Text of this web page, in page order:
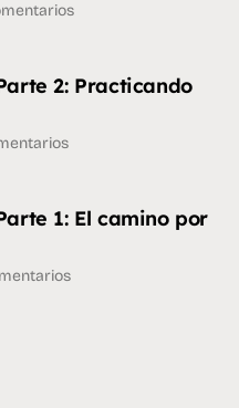
2: Practicando
1: El camino por